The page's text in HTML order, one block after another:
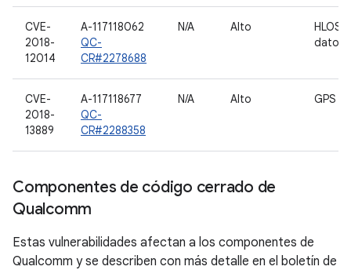
CVE-
2018-
12014
A-117118062
QC-
CR#2278688
N/A Alto
HLOS
datos:
CVE-
2018-
13889
A-117118677
QC-
CR#2288358
N/A Alto GPS
Componentes de código cerrado de
Qualcomm
Estas vulnerabilidades afectan a los componentes de
Qualcomm y se describen con más detalle en el boletín de